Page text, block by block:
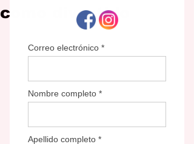
como divertido